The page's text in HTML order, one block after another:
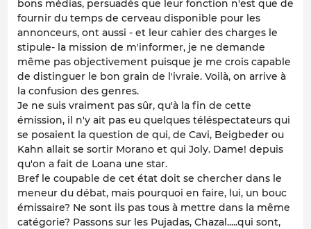
bons médias, persuadés que leur fonction n'est que de
fournir du temps de cerveau disponible pour les
annonceurs, ont aussi - et leur cahier des charges le
stipule- la mission de m'informer, je ne demande
même pas objectivement puisque je me crois capable
de distinguer le bon grain de l'ivraie. Voilà, on arrive à
la confusion des genres.
Je ne suis vraiment pas sûr, qu'à la fin de cette
émission, il n'y ait pas eu quelques téléspectateurs qui
se posaient la question de qui, de Cavi, Beigbeder ou
Kahn allait se sortir Morano et qui Joly. Dame! depuis
qu'on a fait de Loana une star.
Bref le coupable de cet état doit se chercher dans le
meneur du débat, mais pourquoi en faire, lui, un bouc
émissaire? Ne sont ils pas tous à mettre dans la même
catégorie? Passons sur les Pujadas, Chazal.....qui sont,